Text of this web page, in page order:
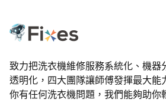
致力把洗衣機維修服務系統化、機器
透明化，四大團隊讓師傅發揮最大能
你有任何洗衣機問題，我們能夠助你